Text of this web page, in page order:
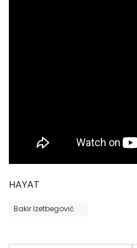
HAYAT
Bakir Izetbegović